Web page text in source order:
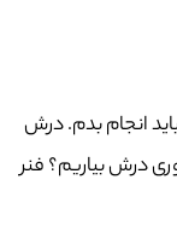
انجام بدم. درش
درش بیاریم؟ فنر